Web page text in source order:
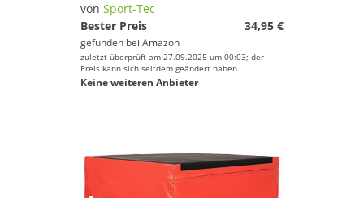
von Sport-Tec
Bester Preis
34,95 €
gefunden bei Amazon
zuletzt überprüft am 27.09.2025 um 00:03; der
Preis kann sich seitdem geändert haben.
Keine weiteren Anbieter